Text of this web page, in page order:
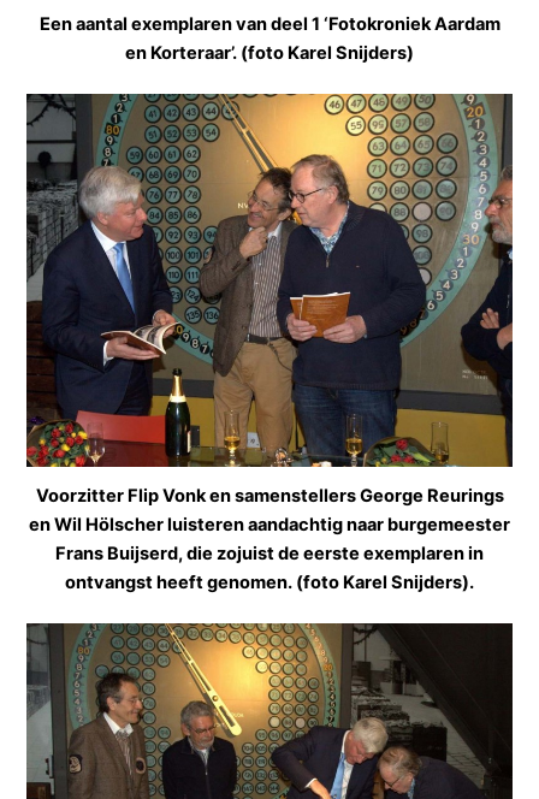
Een aantal exemplaren van deel 1 ‘Fotokroniek Aardam
en Korteraar’. (foto Karel Snijders)
Voorzitter Flip Vonk en samenstellers George Reurings
en Wil Hölscher luisteren aandachtig naar burgemeester
Frans Buijserd, die zojuist de eerste exemplaren in
ontvangst heeft genomen. (foto Karel Snijders).